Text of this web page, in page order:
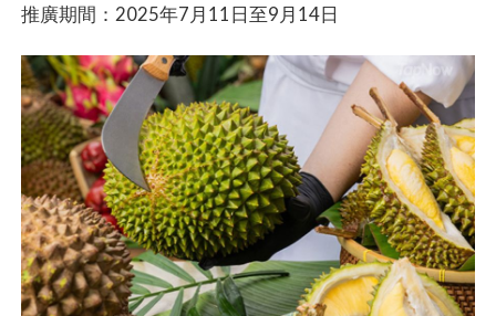
推廣期間：2025年7月11日至9月14日